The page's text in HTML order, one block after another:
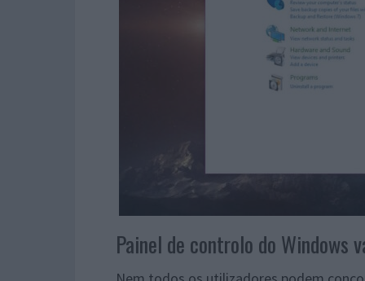
Painel de controlo do Windows